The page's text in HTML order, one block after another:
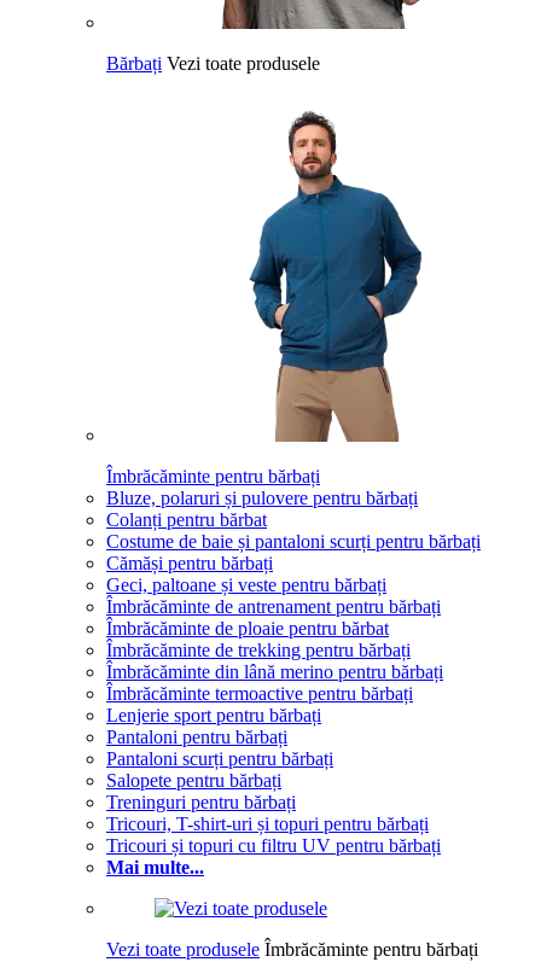
Bărbați Vezi toate produsele
Îmbrăcăminte pentru bărbați
Bluze, polaruri și pulovere pentru bărbați
Colanți pentru bărbat
Costume de baie și pantaloni scurți pentru bărbați
Cămăși pentru bărbați
Geci, paltoane și veste pentru bărbați
Îmbrăcăminte de antrenament pentru bărbați
Îmbrăcăminte de ploaie pentru bărbat
Îmbrăcăminte de trekking pentru bărbați
Îmbrăcăminte din lână merino pentru bărbați
Îmbrăcăminte termoactive pentru bărbați
Lenjerie sport pentru bărbați
Pantaloni pentru bărbați
Pantaloni scurți pentru bărbați
Salopete pentru bărbați
Treninguri pentru bărbați
Tricouri, T-shirt-uri și topuri pentru bărbați
Tricouri și topuri cu filtru UV pentru bărbați
Mai multe...
Vezi toate produsele Îmbrăcăminte pentru bărbați